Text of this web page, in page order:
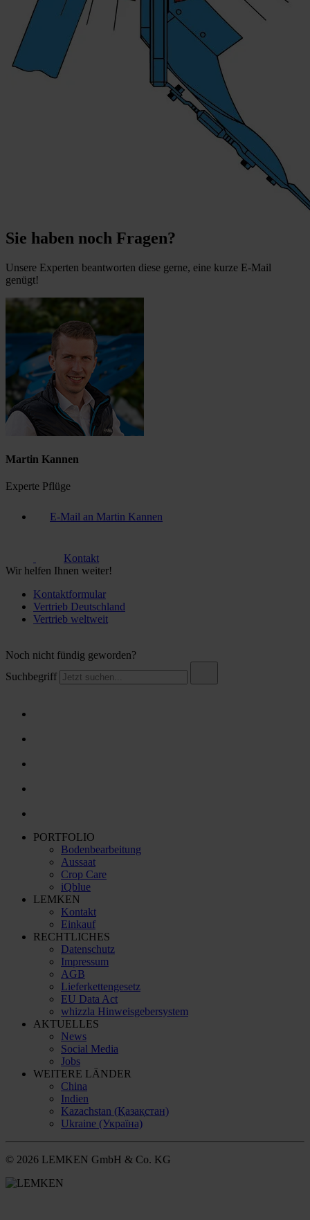
Sie haben noch Fragen?
Unsere Experten beantworten diese gerne, eine kurze E-Mail
genügt!
Martin Kannen
Experte Pflüge
E-Mail an Martin Kannen
Kontakt
Wir helfen Ihnen weiter!
Kontaktformular
Vertrieb Deutschland
Vertrieb weltweit
Noch nicht fündig geworden?
Suchbegriff
PORTFOLIO
Bodenbearbeitung
Aussaat
Crop Care
iQblue
LEMKEN
Kontakt
Einkauf
RECHTLICHES
Datenschutz
Impressum
AGB
Lieferkettengesetz
EU Data Act
whizzla Hinweisgebersystem
AKTUELLES
News
Social Media
Jobs
WEITERE LÄNDER
China
Indien
Kazachstan (Қазақстан)
Ukraine (Україна)
© 2026 LEMKEN GmbH & Co. KG